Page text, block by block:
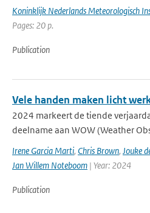
Koninklijk Nederlands Meteorologisch
Pages: 20 p.
Publication
Vele handen maken licht
2024 markeert de tiende
deelname aan WOW (Weather
Irene Garcia Marti, Chris Brown, Jouke
Jan Willem Noteboom | Year: 2024
Publication